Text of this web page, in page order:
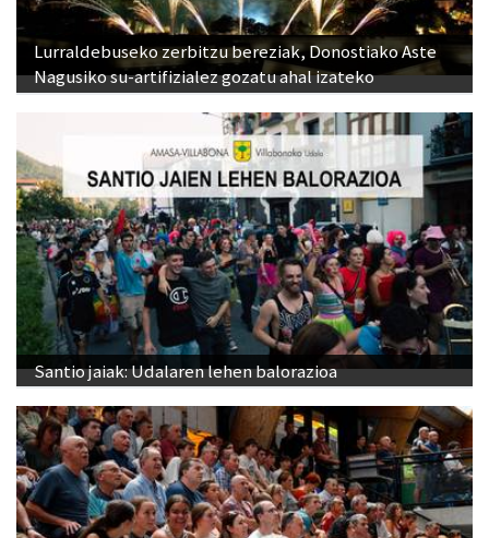
Lurraldebuseko zerbitzu bereziak, Donostiako Aste
Nagusiko su-artifizialez gozatu ahal izateko
Santio jaiak: Udalaren lehen balorazioa